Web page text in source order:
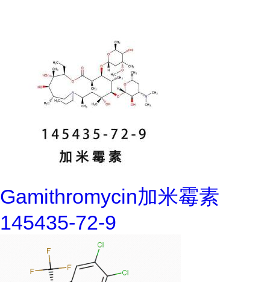
Gamithromycin加米霉素
145435-72-9